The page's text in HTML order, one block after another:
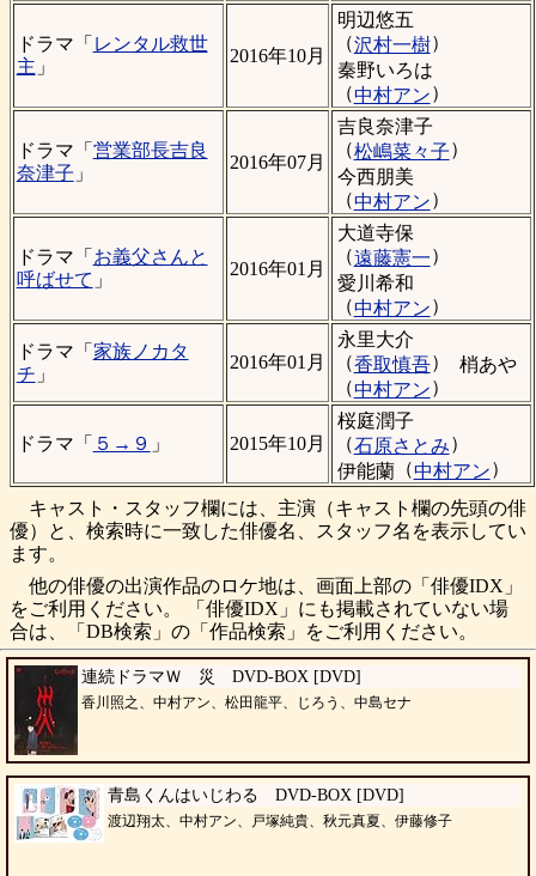
ドラマ「 レンタル救世
主 」
2016年10月
明辺悠五
（沢村一樹）
秦野いろは
（中村アン）
ドラマ「 営業部長吉良
奈津子 」
2016年07月
吉良奈津子
（松嶋菜々子）
今西朋美
（中村アン）
ドラマ「 お義父さんと
呼ばせて 」
2016年01月
大道寺保
（遠藤憲一）
愛川希和
（中村アン）
ドラマ「 家族ノカタ
チ 」
2016年01月
永里大介
（香取慎吾）
梢あや
（中村アン）
ドラマ「 ５→９ 」 2015年10月
桜庭潤子
（石原さとみ）
伊能蘭（中村アン）
キャスト・スタッフ欄には、主演（キャスト欄の先頭の俳
優）と、検索時に一致した俳優名、スタッフ名を表示してい
ます。
他の俳優の出演作品のロケ地は、画面上部の「俳優IDX」
をご利用ください。 「俳優IDX」にも掲載されていない場
合は、「DB検索」の「作品検索」をご利用ください。
連続ドラマＷ 災 DVD-BOX [DVD]
香川照之、中村アン、松田龍平、じろう、中島セナ
青島くんはいじわる DVD-BOX [DVD]
渡辺翔太、中村アン、戸塚純貴、秋元真夏、伊藤修子